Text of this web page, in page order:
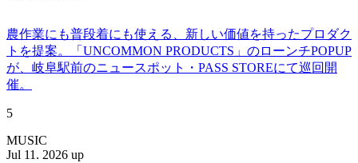
農作業にも普段着にも使える、新しい価値を持ったプロダク
トを提案。「UNCOMMON PRODUCTS」のローンチPOPUP
が、岐阜駅前のニュースポット・PASS STOREにて巡回開
催。
5
MUSIC
Jul 11. 2026 up